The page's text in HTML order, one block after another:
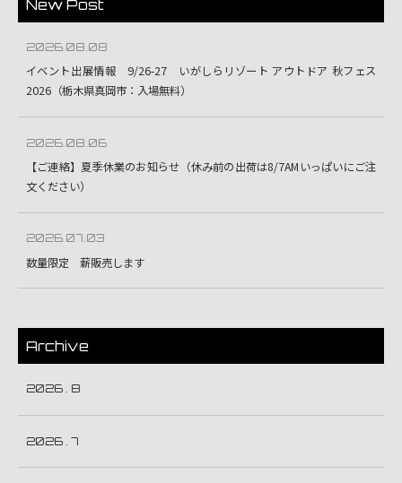
New Post
2026.08.08
イベント出展情報 9/26-27 いがしらリゾート アウトドア 秋フェス
2026（栃木県真岡市：入場無料）
2026.08.06
【ご連絡】夏季休業のお知らせ（休み前の出荷は8/7AMいっぱいにご注
文ください）
2026.07.03
数量限定 薪販売します
Archive
2026 . 8
2026 . 7